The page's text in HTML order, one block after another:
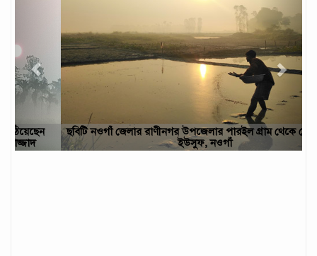
ছবিটি নওগাঁ জেলার রাণীনগর উপজেলার পারইল গ্রাম থেকে তোলা- আবু
ইউসুফ, নওগাঁ